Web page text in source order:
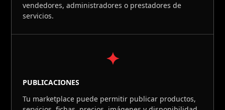
vendedores, administradores o prestadores de
servicios.
✦
PUBLICACIONES
Tu marketplace puede permitir publicar productos,